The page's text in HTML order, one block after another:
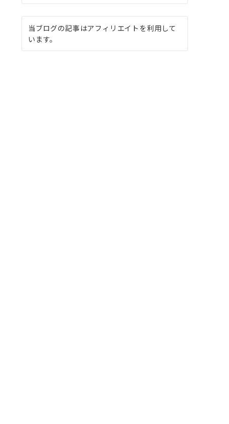
当ブログの記事はアフィリエイトを利用して
います。